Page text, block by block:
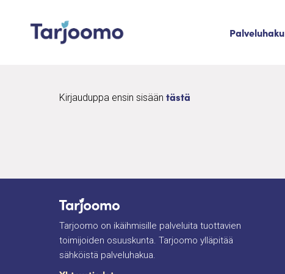
Palveluhaku
Kirjauduppa ensin sisään tästä
Tarjoomo on ikäihmisille palveluita tuottavien
toimijoiden osuuskunta. Tarjoomo ylläpitää
sähköistä palveluhakua.